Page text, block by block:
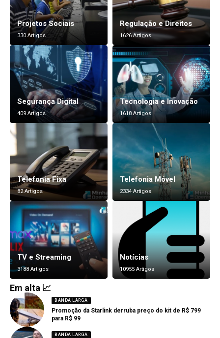
Projetos Sociais
330 Artigos
Regulação e Direitos
1626 Artigos
Segurança Digital
409 Artigos
Tecnologia e Inovação
1618 Artigos
Telefonia Fixa
82 Artigos
Telefonia Móvel
2334 Artigos
TV e Streaming
3188 Artigos
Notícias
10955 Artigos
Em alta 📈
BANDA LARGA
Promoção da Starlink derruba preço do kit de R$ 799
para R$ 99
BANDA LARGA